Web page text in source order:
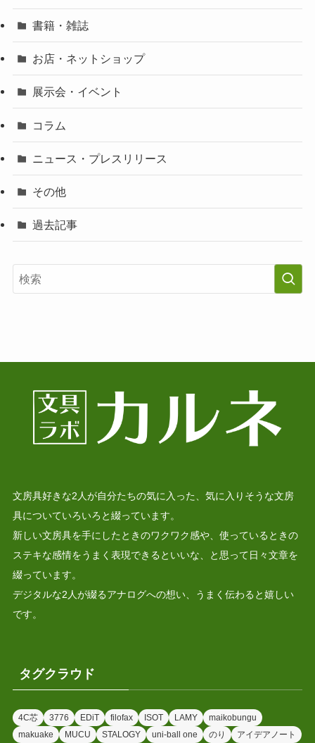
書籍・雑誌
お店・ネットショップ
展示会・イベント
コラム
ニュース・プレスリリース
その他
過去記事
文房具好きな2人が自分たちの気に入った、気に入りそうな文房
具についていろいろと綴っています。
新しい文房具を手にしたときのワクワク感や、使っているときの
ステキな感情をうまく表現できるといいな、と思って日々文章を
綴っています。
デジタルな2人が綴るアナログへの想い、うまく伝わると嬉しい
です。
タグクラウド
4C芯 3776 EDiT filofax ISOT LAMY
maikobungu
makuake
MUCU STALOGY uni-ball one のり アイデアノート